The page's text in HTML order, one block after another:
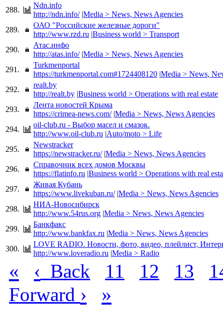
288.
Ndn.info
http://ndn.info/ |Media > News, News Agencies
289.
ОАО "Российские железные дороги"
http://www.rzd.ru |Business world > Transport
290.
Атас.инфо
http://atas.info/ |Media > News, News Agencies
291.
Turkmenportal
https://turkmenportal.com#1724408120 |Media > News,
292.
realt.by
http://realt.by |Business world > Operations with real estate
293.
Лента новостей Крыма
https://crimea-news.com/ |Media > News, News Agencies
294.
oil-club.ru - Выбор масел и смазок.
http://www.oil-club.ru |Auto/moto > Life
295.
Newstracker
https://newstracker.ru/ |Media > News, News Agencies
296.
Справочник всех домов Москвы
https://flatinfo.ru |Business world > Operations with real
297.
Живая Кубань
https://www.livekuban.ru/ |Media > News, News Agencies
298.
НИА-Новосибирск
http://www.54rus.org |Media > News, News Agencies
299.
Банкфакс
http://www.bankfax.ru |Media > News, News Agencies
300.
LOVE RADIO. Новости, фото, видео, плейлист,
http://www.loveradio.ru |Media > Radio
« ‹ Back 11 12 13
Forward › »